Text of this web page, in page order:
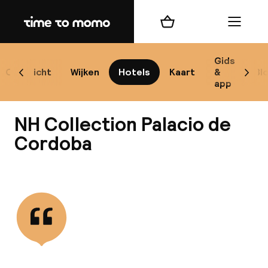
Home
Overzicht Wijken Hotels Kaart
Gids
&
app
Scroll naar links
Winkelmand Menu
NH Collection Palacio de
Cordoba